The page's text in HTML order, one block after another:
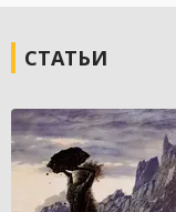
СТАТЬИ